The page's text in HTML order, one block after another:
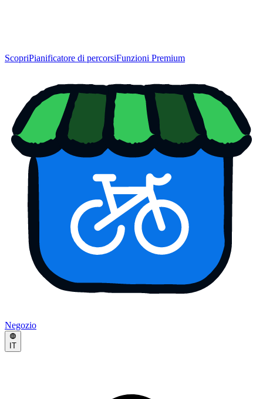
ScopriPianificatore di percorsiFunzioni Premium
Negozio
IT